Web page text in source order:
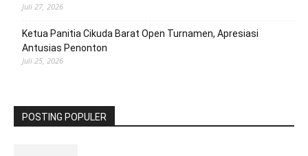
Juli 27, 2026
Ketua Panitia Cikuda Barat Open Turnamen, Apresiasi
Antusias Penonton
Juli 25, 2026
POSTING POPULER